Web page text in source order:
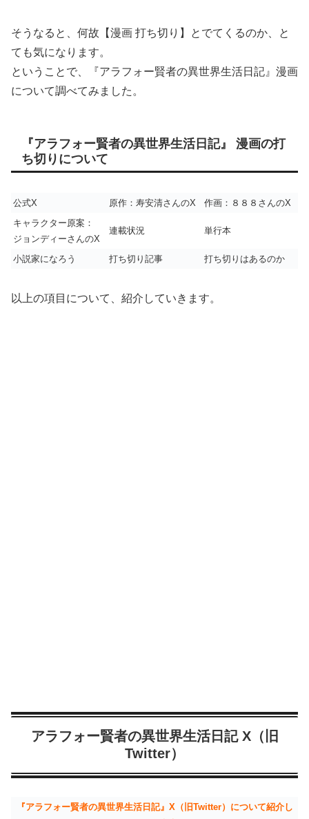
そうなると、何故【漫画 打ち切り】とでてくるのか、と
ても気になります。
ということで、『アラフォー賢者の異世界生活日記』漫画
について調べてみました。
『アラフォー賢者の異世界生活日記』 漫画の打
ち切りについて
公式X 原作：寿安清さんのX
作画：８８８さんのX
キャラクター原案：
ジョンディーさんのX
連載状況 単行本
小説家になろう 打ち切り記事 打ち切りはあるのか
以上の項目について、紹介していきます。
アラフォー賢者の異世界生活日記 X（旧
Twitter）
『アラフォー賢者の異世界生活日記』X（旧Twitter）について紹介し